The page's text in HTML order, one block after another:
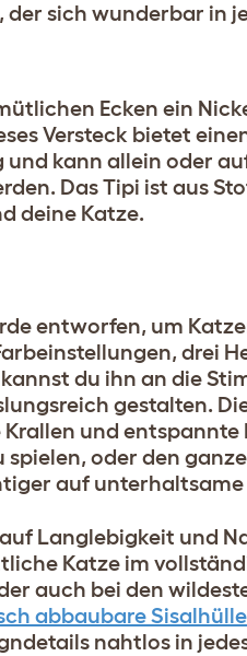
der sich wunderbar in
Ecken ein
Versteck bietet
und kann allein oder
Das Tipi ist aus
deine Katze.
entworfen, um
drei
du ihn an die
gestalten.
Krallen und
oder den
auf
Langlebigkeit und
Katze im
auch bei den
abbaubare Sisalhülle
nahtlos in